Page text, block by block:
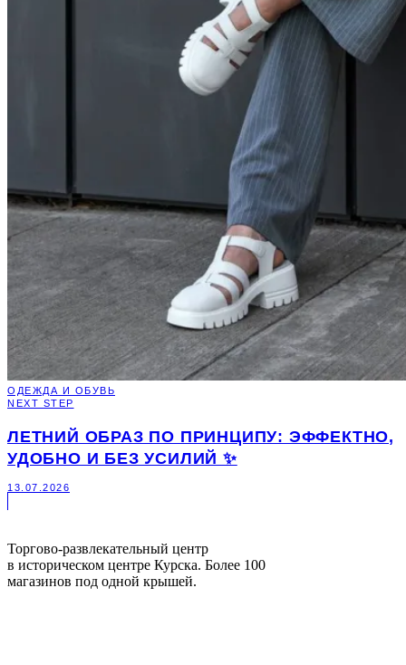
ОДЕЖДА И ОБУВЬ
NEXT STEP
ЛЕТНИЙ ОБРАЗ ПО ПРИНЦИПУ: ЭФФЕКТНО,
УДОБНО И БЕЗ УСИЛИЙ ✨
13.07.2026
Торгово-развлекательный центр
в историческом центре Курска. Более 100
магазинов под одной крышей.